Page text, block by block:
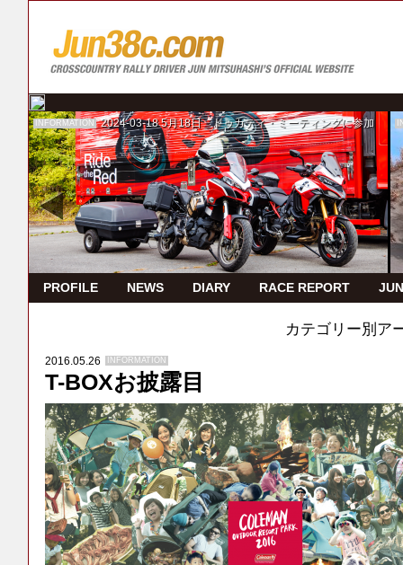
INFORMATION 2024-03-18 5月18日 ドゥカティ・ミーティングに参加
PROFILE NEWS DIARY RACE REPORT
カテゴリー別ア
2016.05.26 INFORMATION
T-BOXお披露目